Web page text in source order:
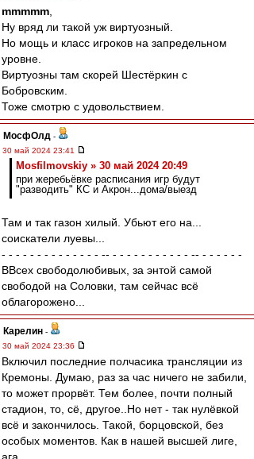
mmmmm
Ну вряд ли такой уж виртуозный.
Но мощь и класс игроков на запредельном
уровне.
Виртуозны там скорей Шестёркин с
Бобровским.
Тоже смотрю с удовольствием.
МосфОлд -
30 май 2024 23:41
Mosfilmovskiy » 30 май 2024 20:49
при жеребьёвке расписания игр будут
"разводить" КС и Акрон...дома/выезд
Там и так газон хилый. Убьют его на...
соискатели луевы...
- - - - - - - - - - - - - - -- - - - - - - - - - - - -- - - - - - -
ВВсех свободолюбивых, за энтой самой
свободой на Соловки, там сейчас всё
облагорожено...
Карелин -
30 май 2024 23:36
Включил последние полчасика трансляции из
Кремоны. Думаю, раз за час ничего не забили,
то может прорвёт. Тем более, почти полный
стадион, то, сё, другое..Но нет - так нулёвкой
всё и закончилось. Такой, борцовской, без
особых моментов. Как в нашей высшей лиге,